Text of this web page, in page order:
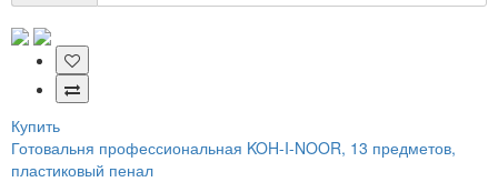
Купить
Готовальня профессиональная KOH-I-NOOR, 13 предметов,
пластиковый пенал